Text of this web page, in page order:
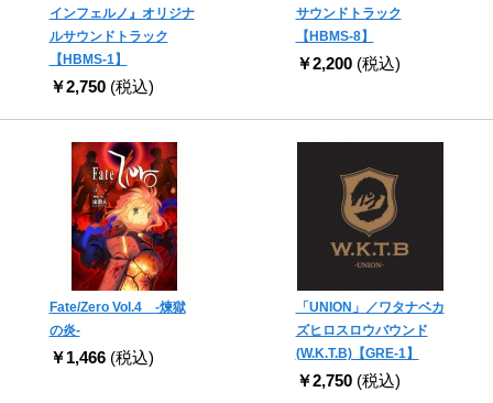
インフェルノ』オリジナ
ルサウンドトラック
【HBMS-1】
￥2,750 (税込)
サウンドトラック
【HBMS-8】
￥2,200 (税込)
Fate/Zero Vol.4 -煉獄
の炎-
￥1,466 (税込)
「UNION」／ワタナベカ
ズヒロスロウバウンド
(W.K.T.B)【GRE-1】
￥2,750 (税込)